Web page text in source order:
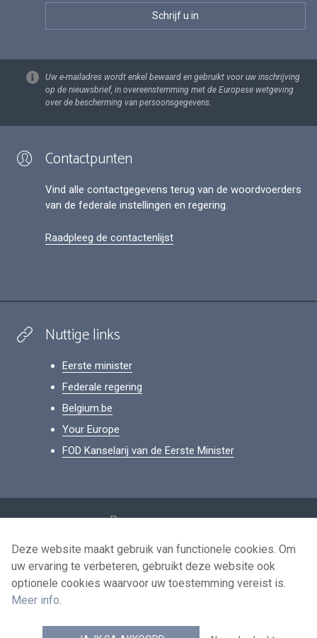
Uw e-mailadres wordt enkel bewaard en gebruikt voor uw inschrijving
op de nieuwsbrief, in overeenstemming met de Europese wetgeving
over de bescherming van persoonsgegevens.
Contactpunten
Vind alle contactgegevens terug van de woordvoerders
van de federale instellingen en regering.
Raadpleeg de contactenlijst
Nuttige links
Eerste minister
Federale regering
Belgium.be
Your Europe
FOD Kanselarij van de Eerste Minister
Persoonsgegevens
Voorwaarden voor het hergebruik
Contacteer ons
Deze website maakt gebruik van functionele cookies. Om
uw ervaring te verbeteren, gebruikt deze website ook
optionele cookies waarvoor uw toestemming vereist is.
Meer info.